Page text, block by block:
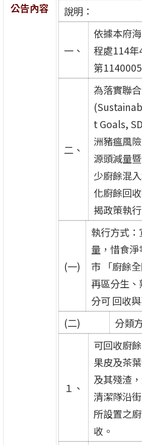
公告內容
說明：
一、
依據本府
程處114
第
二、
為落實聯
t Goals,
洲豬瘟風
源頭減量
少廚餘混
化廚餘回
揭政策執
(一)
執行方式
量，惜食
市 「廚餘
再區分生
分可 回收
(二)
分類
１、
可回收廚
果皮及茶
及其殘渣
清潔隊沿
所設置之
收。